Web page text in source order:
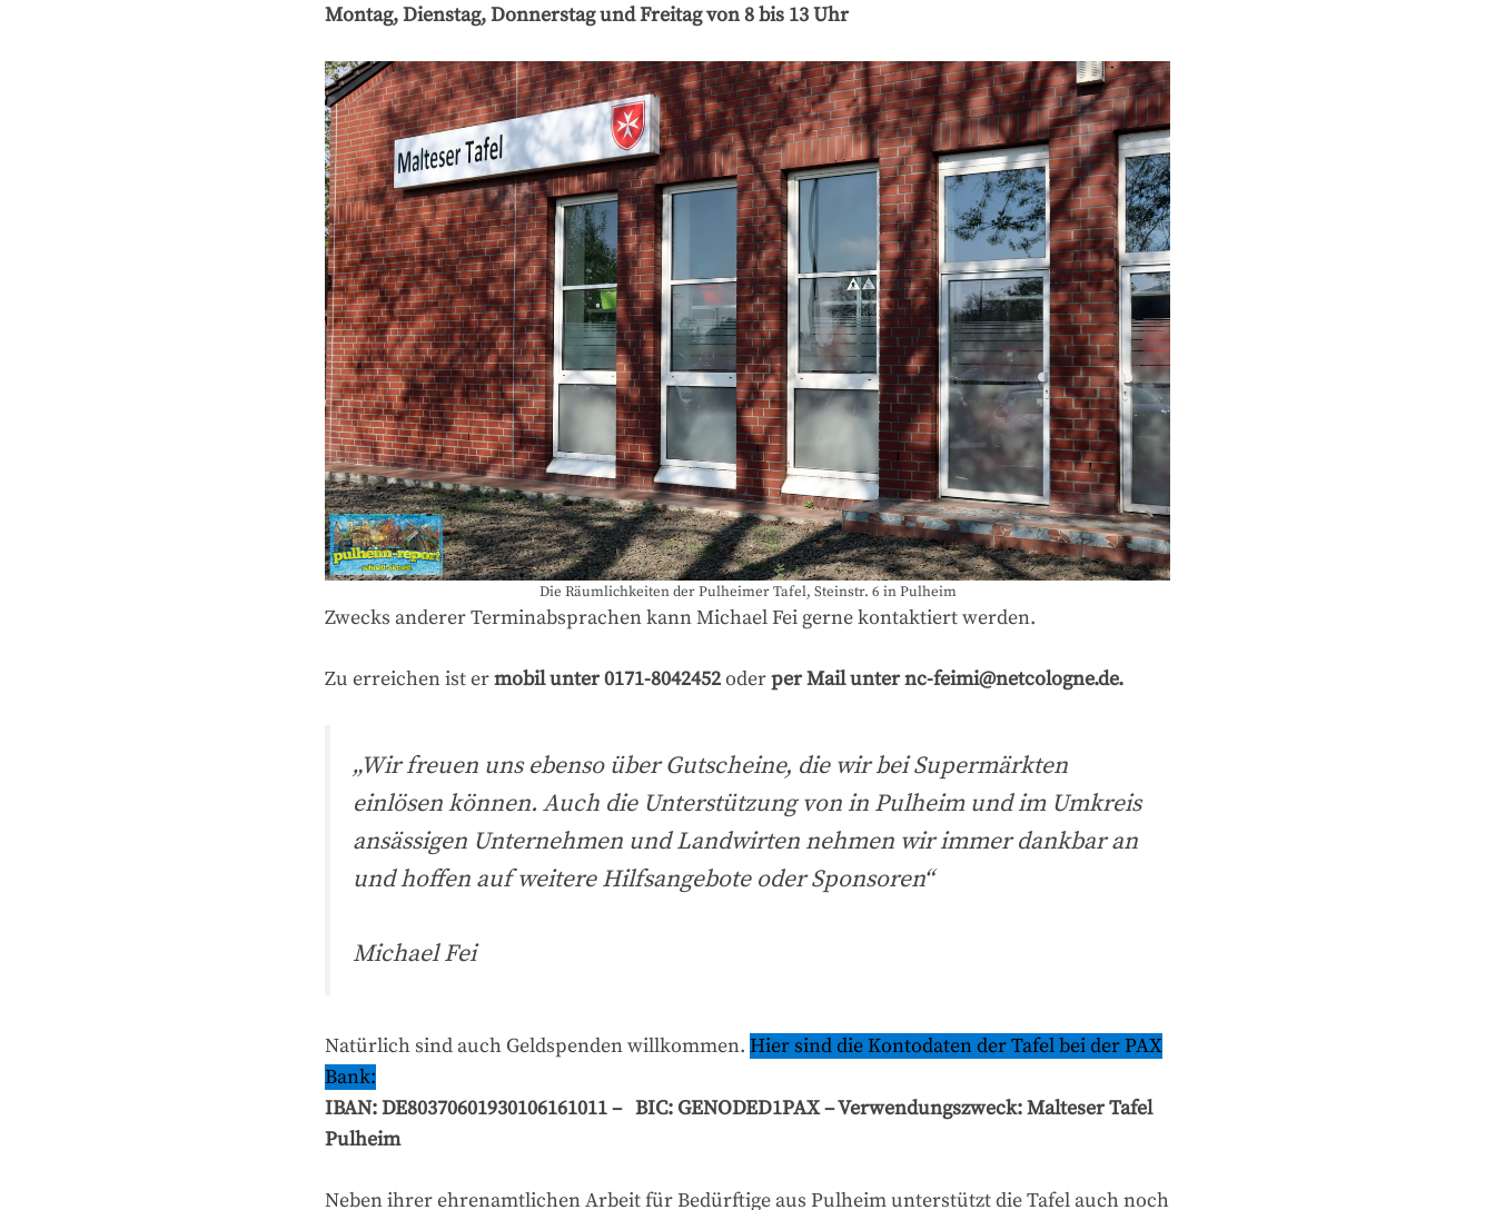
Montag, Dienstag, Donnerstag und Freitag von 8 bis 13 Uhr
Die Räumlichkeiten der Pulheimer Tafel, Steinstr. 6 in Pulheim
Zwecks anderer Terminabsprachen kann Michael Fei gerne kontaktiert werden.
Zu erreichen ist ermobil unter 0171-8042452oderper Mail unter nc-feimi@netcologne.de.
„Wir freuen uns ebenso über Gutscheine, die wir bei Supermärkten
einlösen können. Auch die Unterstützung von in Pulheim und im Umkreis
ansässigen Unternehmen und Landwirten nehmen wir immer dankbar an
und hoffen auf weitere Hilfsangebote oder Sponsoren“
Michael Fei
Natürlich sind auch Geldspenden willkommen. Hier sind die Kontodaten der Tafel bei der PAX
Bank:
IBAN: DE80370601930106161011 – BIC: GENODED1PAX – Verwendungszweck: Malteser Tafel
Pulheim
Neben ihrer ehrenamtlichen Arbeit für Bedürftige aus Pulheim unterstützt die Tafel auch noch